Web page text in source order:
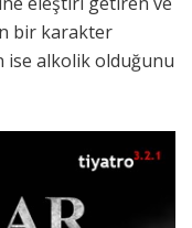
bir karakter
ise alkolik olduğunu